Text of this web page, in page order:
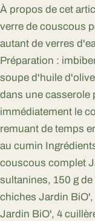
À propos de cet
verre de couscous
autant de verres
Préparation :
soupe d'huile
dans une casserole
immédiatement le
remuant de temps
au cumin
couscous complet
sultanines, 150 g
chiches Jardin
Jardin BiO', 4